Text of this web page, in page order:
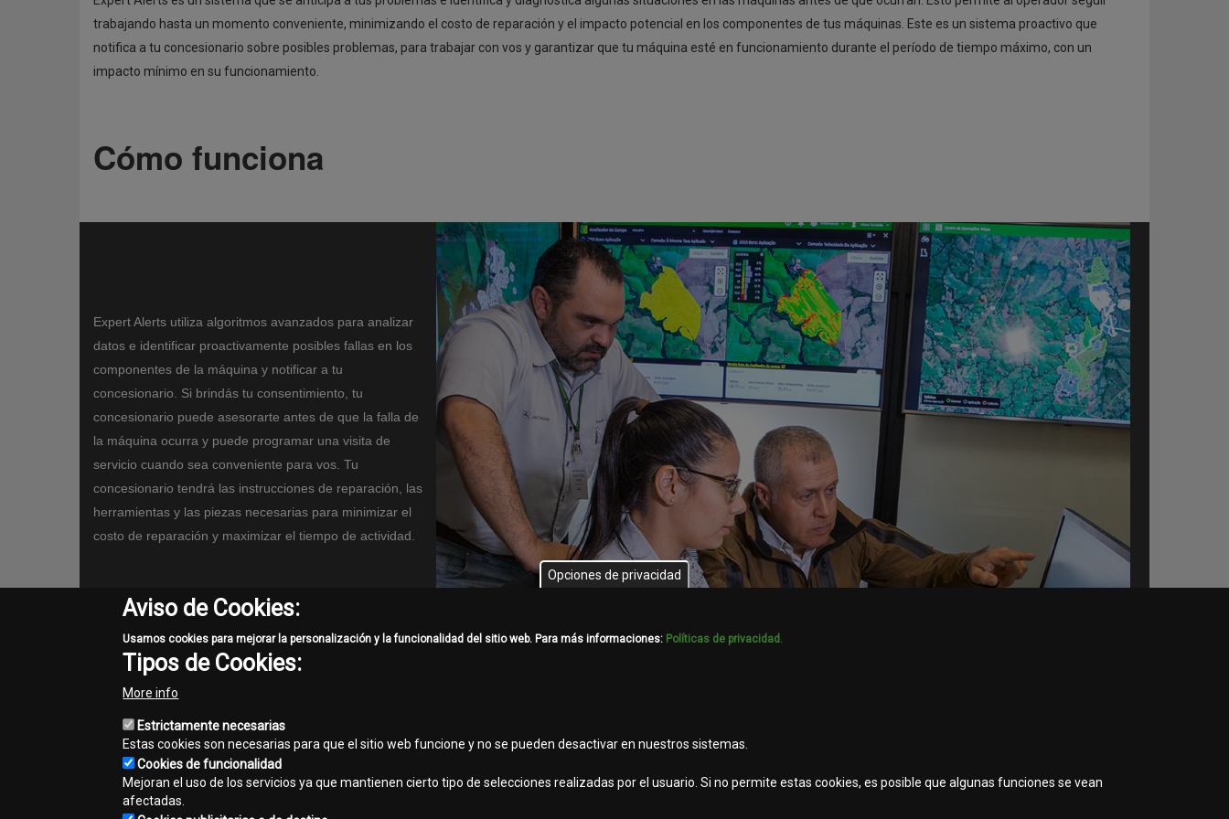
trabajando hasta un momento conveniente, minimizando el costo de reparación y el impacto potencial en los componentes de tus máquinas. Este es un sistema proactivo que
notifica a tu concesionario sobre posibles problemas, para trabajar con vos y garantizar que tu máquina esté en funcionamiento durante el período de tiempo máximo, con un
impacto mínimo en su funcionamiento.
Cómo funciona
Expert Alerts utiliza algoritmos avanzados para analizar
datos e identificar proactivamente posibles fallas en los
componentes de la máquina y notificar a tu
concesionario. Si brindás tu consentimiento, tu
concesionario puede asesorarte antes de que la falla de
la máquina ocurra y puede programar una visita de
servicio cuando sea conveniente para vos. Tu
concesionario tendrá las instrucciones de reparación, las
herramientas y las piezas necesarias para minimizar el
costo de reparación y maximizar el tiempo de actividad.
template-
Opciones de privacidad
Aviso de Cookies:
Usamos cookies para mejorar la personalización y la funcionalidad del sitio web. Para más informaciones: Políticas de privacidad.
Tipos de Cookies:
More info
Estrictamente necesarias
Estas cookies son necesarias para que el sitio web funcione y no se pueden desactivar en nuestros sistemas.
Cookies de funcionalidad
Mejoran el uso de los servicios ya que mantienen cierto tipo de selecciones realizadas por el usuario. Si no permite estas cookies, es posible que algunas funciones se vean
afectadas.